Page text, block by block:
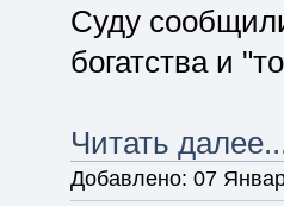
Суду
богатства и
Читать
Добавлено: 07